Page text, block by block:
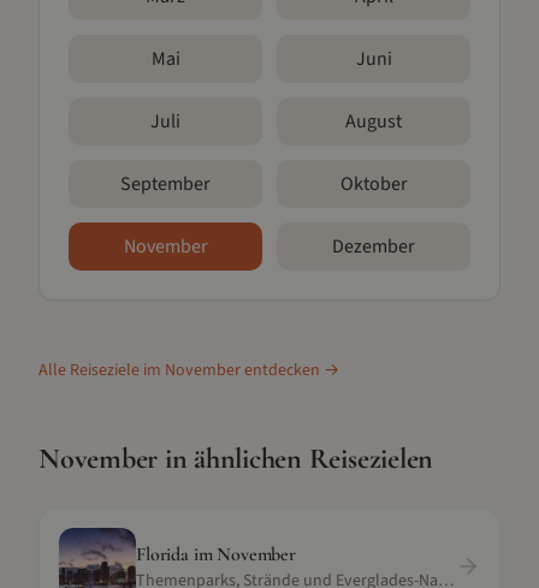
Mai Juni
Juli August
September Oktober
November Dezember
Alle Reiseziele im Novemberentdecken →
November in ähnlichen Reisezielen
Florida im November
Themenparks, Strände und Everglades-Natur